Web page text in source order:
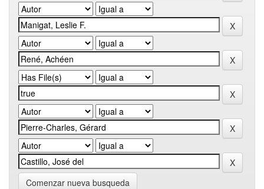
Comenzar nueva busqueda